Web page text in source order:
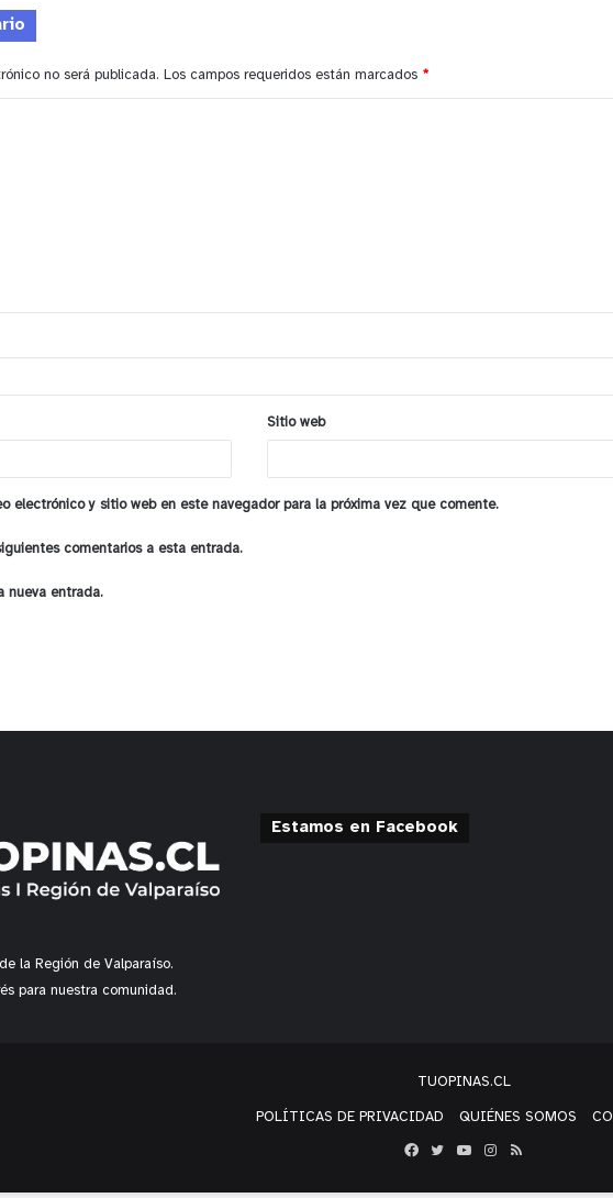
no será publicada. Los campos requeridos están marcados *
Sitio web
electrónico y sitio web en este navegador para la próxima vez que comente.
comentarios a esta entrada.
nueva entrada.
la Región de Valparaíso.
para nuestra comunidad.
Estamos en Facebook
TUOPINAS.CL
POLÍTICAS DE PRIVACIDAD QUIÉNES SOMOS